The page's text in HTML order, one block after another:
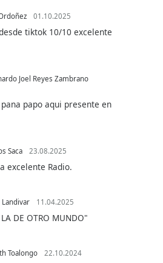
01.10.2025
tiktok 10/10 excelente
Joel Reyes Zambrano
papo aqui presente en
Saca 23.08.2025
excelente Radio.
Landivar 11.04.2025
DE OTRO MUNDO"
Toalongo 22.10.2024